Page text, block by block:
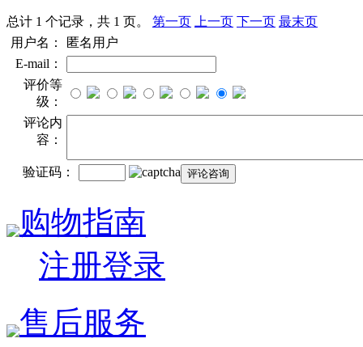
总计 1 个记录，共 1 页。 第一页 上一页 下一页 最末页
用户名：
匿名用户
E-mail：
评价等
级：
评论内
容：
验证码：
购物指南
注册登录
售后服务